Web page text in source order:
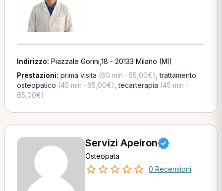
Indirizzo: Piazzale Gorini,18 - 20133 Milano (MI)
Prestazioni: prima visita (60 min · 65,00€) ,trattamento
osteopatico (45 min · 65,00€) ,tecarterapia (45 min ·
65,00€)
Servizi Apeiron
Osteopata
0 Recensioni